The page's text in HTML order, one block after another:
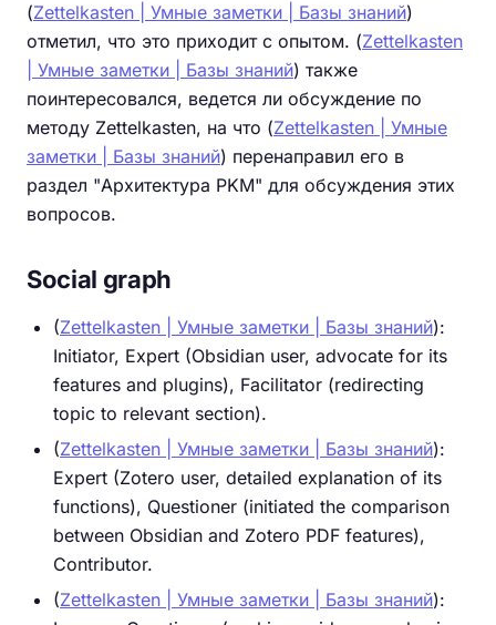
(Zettelkasten | Умные заметки | Базы знаний)
отметил, что это приходит с опытом. (Zettelkasten
| Умные заметки | Базы знаний) также
поинтересовался, ведется ли обсуждение по
методу Zettelkasten, на что (Zettelkasten | Умные
заметки | Базы знаний) перенаправил его в
раздел "Архитектура PKM" для обсуждения этих
вопросов.
Social graph
(Zettelkasten | Умные заметки | Базы знаний):
Initiator, Expert (Obsidian user, advocate for its
features and plugins), Facilitator (redirecting
topic to relevant section).
(Zettelkasten | Умные заметки | Базы знаний):
Expert (Zotero user, detailed explanation of its
functions), Questioner (initiated the comparison
between Obsidian and Zotero PDF features),
Contributor.
(Zettelkasten | Умные заметки | Базы знаний):